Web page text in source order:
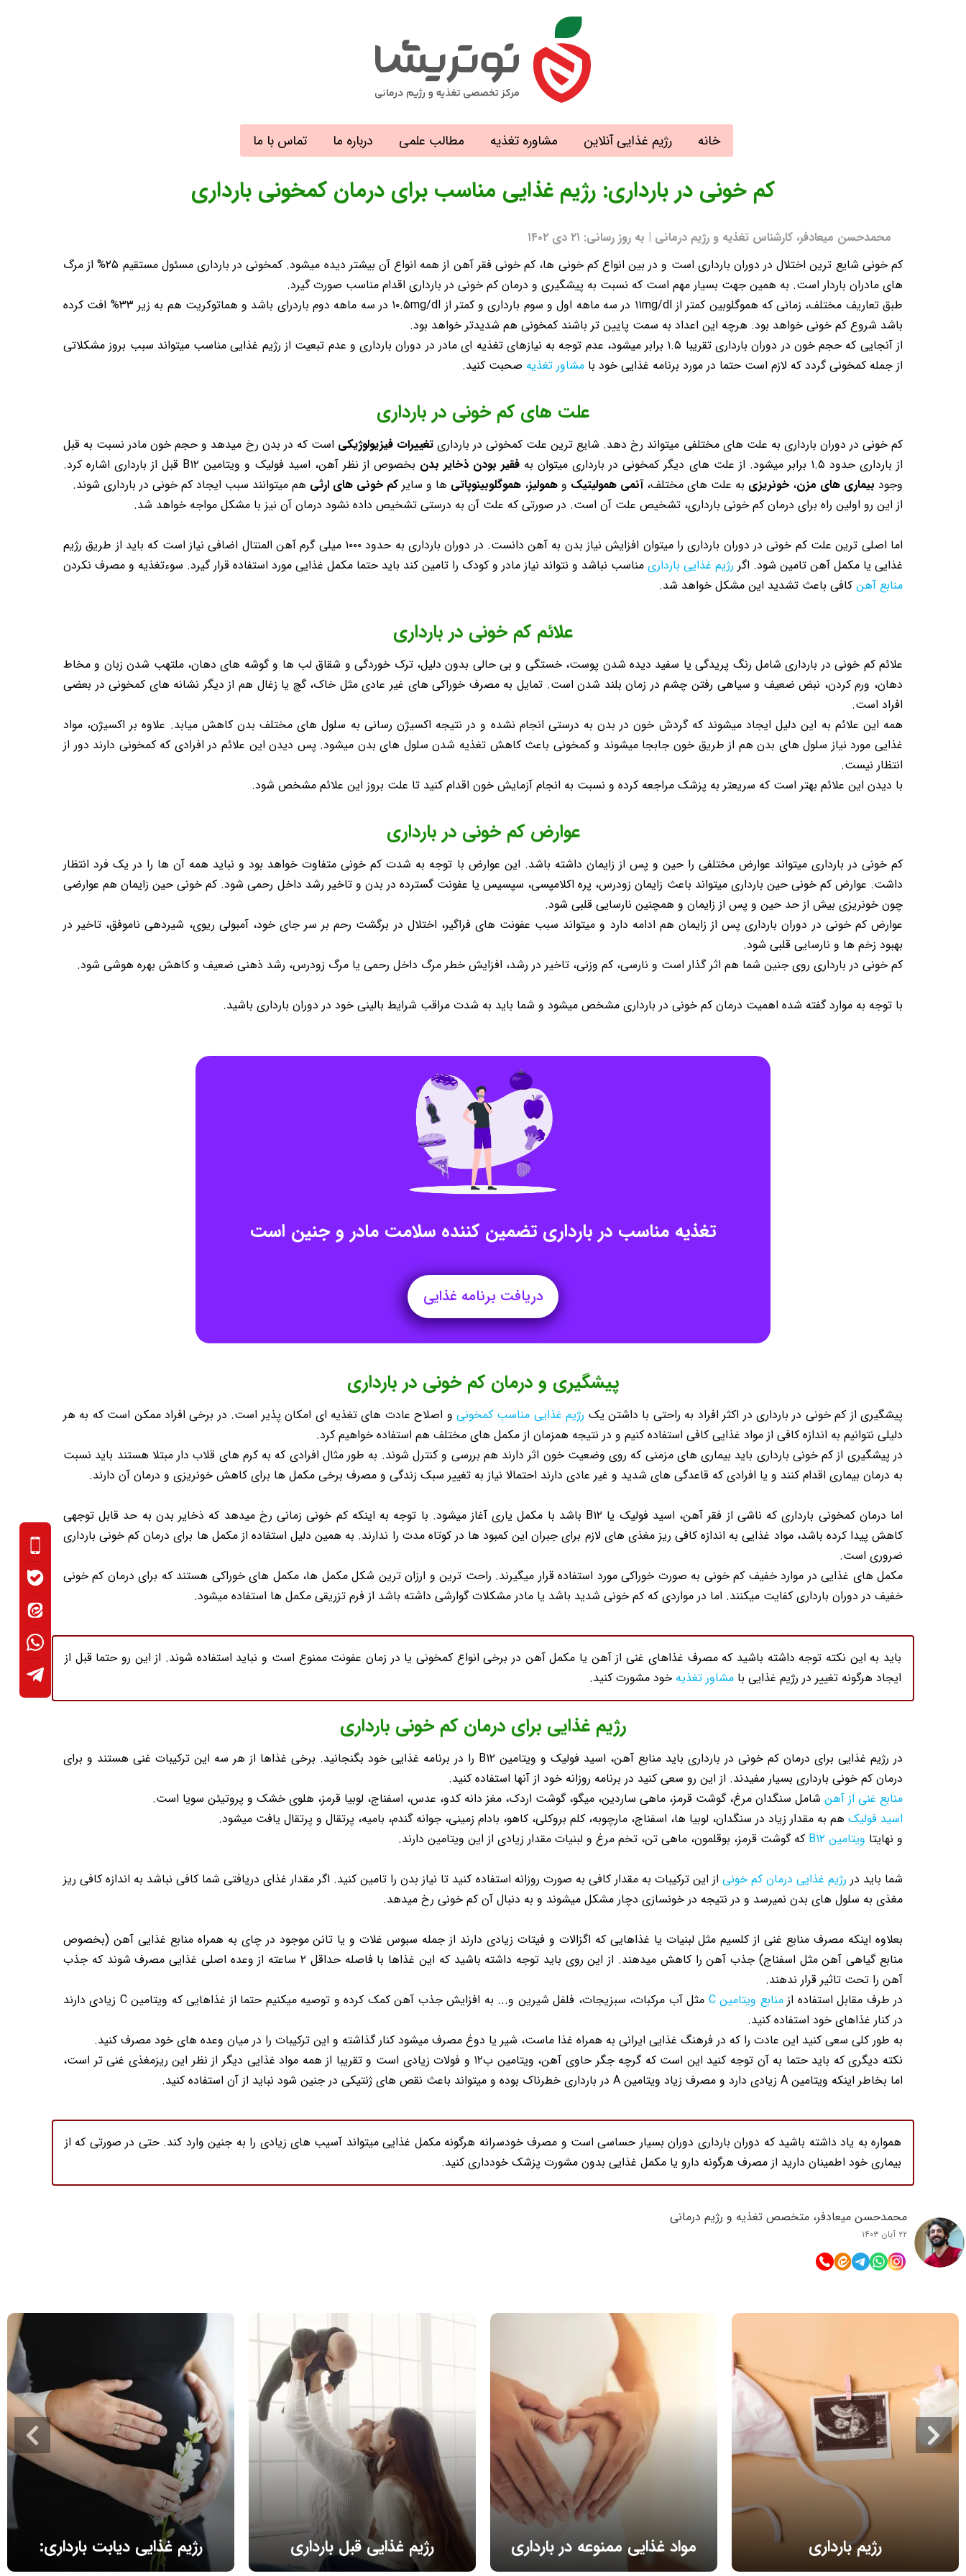
خانه رژیم غذایی آنلاین مشاوره تغذیه مطالب علمی درباره ما تماس با ما
کم خونی در بارداری: رژیم غذایی مناسب برای درمان کمخونی بارداری
محمدحسن میعادفر، کارشناس تغذیه و رژیم درمانی | به روز رسانی: ۲۱ دی ۱۴۰۲
کم خونی شایع ترین اختلال در دوران بارداری است و در بین انواع کم خونی ها، کم خونی فقر آهن از همه انواع آن بیشتر دیده میشود. کمخونی در بارداری مسئول مستقیم ۲۵% از مرگ
های مادران باردار است. به همین جهت بسیار مهم است که نسبت به پیشگیری و درمان کم خونی در بارداری اقدام مناسب صورت گیرد.
طبق تعاریف مختلف، زمانی که هموگلوبین کمتر از ۱۱mg/dl در سه ماهه اول و سوم بارداری و کمتر از ۱۰.۵mg/dl در سه ماهه دوم باردرای باشد و هماتوکریت هم به زیر ۳۳% افت کرده
باشد شروع کم خونی خواهد بود. هرچه این اعداد به سمت پایین تر باشند کمخونی هم شدیدتر خواهد بود.
از آنجایی که حجم خون در دوران بارداری تقریبا ۱.۵ برابر میشود، عدم توجه به نیازهای تغذیه ای مادر در دوران بارداری و عدم تبعیت از رژیم غذایی مناسب میتواند سبب بروز مشکلاتی
از جمله کمخونی گردد که لازم است حتما در مورد برنامه غذایی خود با مشاور تغذیه صحبت کنید.
علت های کم خونی در بارداری
کم خونی در دوران بارداری به علت های مختلفی میتواند رخ دهد. شایع ترین علت کمخونی در بارداریتغییرات فیزیولوژیکی است که در بدن رخ میدهد و حجم خون مادر نسبت به قبل
از بارداری حدود ۱.۵ برابر میشود. از علت های دیگر کمخونی در بارداری میتوان به
فقیر بودن ذخایر بدن
بخصوص از نظر آهن، اسید فولیک و ویتامین B۱۲ قبل از بارداری اشاره کرد.
وجود بیماری های مزن، خونریزی به علت های مختلف،آنمی همولیتیک و همولیز، هموگلوبینوپاتی ها و سایر کم خونی های ارثی هم میتوانند سبب ایجاد کم خونی در بارداری شوند.
از این رو اولین راه برای درمان کم خونی بارداری، تشخیص علت آن است. در صورتی که علت آن به درستی تشخیص داده نشود درمان آن نیز با مشکل مواجه خواهد شد.
اما اصلی ترین علت کم خونی در دوران بارداری را میتوان افزایش نیاز بدن به آهن دانست. در دوران بارداری به حدود ۱۰۰۰ میلی گرم آهن المنتال اضافی نیاز است که باید از طریق رژیم
غذایی یا مکمل آهن تامین شود. اگر رژیم غذایی بارداری مناسب نباشد و نتواند نیاز مادر و کودک را تامین کند باید حتما مکمل غذایی مورد استفاده قرار گیرد. سوءتغذیه و مصرف نکردن
منابع آهن کافی باعث تشدید این مشکل خواهد شد.
علائم کم خونی در بارداری
علائم کم خونی در بارداری شامل رنگ پریدگی یا سفید دیده شدن پوست، خستگی و بی حالی بدون دلیل، ترک خوردگی و شقاق لب ها و گوشه های دهان، ملتهب شدن زبان و مخاط
دهان، ورم کردن، نبض ضعیف و سیاهی رفتن چشم در زمان بلند شدن است. تمایل به مصرف خوراکی های غیر عادی مثل خاک، گچ یا زغال هم از دیگر نشانه های کمخونی در بعضی
افراد است.
همه این علائم به این دلیل ایجاد میشوند که گردش خون در بدن به درستی انجام نشده و در نتیجه اکسیژن رسانی به سلول های مختلف بدن کاهش میابد. علاوه بر اکسیژن، مواد
غذایی مورد نیاز سلول های بدن هم از طریق خون جابجا میشوند و کمخونی باعث کاهش تغذیه شدن سلول های بدن میشود. پس دیدن این علائم در افرادی که کمخونی دارند دور از
انتظار نیست.
با دیدن این علائم بهتر است که سریعتر به پزشک مراجعه کرده و نسبت به انجام آزمایش خون اقدام کنید تا علت بروز این علائم مشخص شود.
عوارض کم خونی در بارداری
کم خونی در بارداری میتواند عوارض مختلفی را حین و پس از زایمان داشته باشد. این عوارض با توجه به شدت کم خونی متفاوت خواهد بود و نباید همه آن ها را در یک فرد انتظار
داشت. عوارض کم خونی حین بارداری میتواند باعث زایمان زودرس، پره اکلامپسی، سپسیس یا عفونت گسترده در بدن و تاخیر رشد داخل رحمی شود. کم خونی حین زایمان هم عوارضی
چون خونریزی بیش از حد حین و پس از زایمان و همچنین نارسایی قلبی شود.
عوارض کم خونی در دوران بارداری پس از زایمان هم ادامه دارد و میتواند سبب عفونت های فراگیر، اختلال در برگشت رحم بر سر جای خود، آمبولی ریوی، شیردهی ناموفق، تاخیر در
بهبود زخم ها و نارسایی قلبی شود.
کم خونی در بارداری روی جنین شما هم اثر گذار است و نارسی، کم وزنی، تاخیر در رشد، افزایش خطر مرگ داخل رحمی یا مرگ زودرس، رشد ذهنی ضعیف و کاهش بهره هوشی شود.
با توجه به موارد گفته شده اهمیت درمان کم خونی در بارداری مشخص میشود و شما باید به شدت مراقب شرایط بالینی خود در دوران بارداری باشید.
تغذیه مناسب در بارداری تضمین کننده سلامت مادر و جنین است
دریافت برنامه غذایی
پیشگیری و درمان کم خونی در بارداری
پیشگیری از کم خونی در بارداری در اکثر افراد به راحتی با داشتن یک رژیم غذایی مناسب کمخونی و اصلاح عادت های تغذیه ای امکان پذیر است. در برخی افراد ممکن است که به هر
دلیلی نتوانیم به اندازه کافی از مواد غذایی کافی استفاده کنیم و در نتیجه همزمان از مکمل های مختلف هم استفاده خواهیم کرد.
در پیشگیری از کم خونی بارداری باید بیماری های مزمنی که روی وضعیت خون اثر دارند هم بررسی و کنترل شوند. به طور مثال افرادی که به کرم های قلاب دار مبتلا هستند باید نسبت
به درمان بیماری اقدام کنند و یا افرادی که قاعدگی های شدید و غیر عادی دارند احتمالا نیاز به تغییر سبک زندگی و مصرف برخی مکمل ها برای کاهش خونریزی و درمان آن دارند.
اما درمان کمخونی بارداری که ناشی از فقر آهن، اسید فولیک یا B۱۲ باشد با مکمل یاری آغاز میشود. با توجه به اینکه کم خونی زمانی رخ میدهد که ذخایر بدن به حد قابل توجهی
کاهش پیدا کرده باشد، مواد غذایی به اندازه کافی ریز مغذی های لازم برای جبران این کمبود ها در کوتاه مدت را ندارند. به همین دلیل استفاده از مکمل ها برای درمان کم خونی بارداری
ضروری است.
مکمل های غذایی در موارد خفیف کم خونی به صورت خوراکی مورد استفاده قرار میگیرند. راحت ترین و ارزان ترین شکل مکمل ها، مکمل های خوراکی هستند که برای درمان کم خونی
خفیف در دوران بارداری کفایت میکنند. اما در مواردی که کم خونی شدید باشد یا مادر مشکلات گوارشی داشته باشد از فرم تزریقی مکمل ها استفاده میشود.
باید به این نکته توجه داشته باشید که مصرف غذاهای غنی از آهن یا مکمل آهن در برخی انواع کمخونی یا در زمان عفونت ممنوع است و نباید استفاده شوند. از این رو حتما قبل از
ایجاد هرگونه تغییر در رژیم غذایی با مشاور تغذیه خود مشورت کنید.
رژیم غذایی برای درمان کم خونی بارداری
در رژیم غذایی برای درمان کم خونی در بارداری باید منابع آهن، اسید فولیک و ویتامین B۱۲ را در برنامه غذایی خود بگنجانید. برخی غذاها از هر سه این ترکیبات غنی هستند و برای
درمان کم خونی بارداری بسیار مفیدند. از این رو سعی کنید در برنامه روزانه خود از آنها استفاده کنید.
منابع غنی از آهن شامل سنگدان مرغ، گوشت قرمز، ماهی ساردین، میگو، گوشت اردک، مغز دانه کدو، عدس، اسفناج، لوبیا قرمز، هلوی خشک و پروتیئن سویا است.
اسید فولیک هم به مقدار زیاد در سنگدان، لوبیا ها، اسفناج، مارچوبه، کلم بروکلی، کاهو، بادام زمینی، جوانه گندم، بامیه، پرتقال و پرتقال یافت میشود.
و نهایتا ویتامین B۱۲ که گوشت قرمز، بوقلمون، ماهی تن، تخم مرغ و لبنیات مقدار زیادی از این ویتامین دارند.
شما باید در رژیم غذایی درمان کم خونی از این ترکیبات به مقدار کافی به صورت روزانه استفاده کنید تا نیاز بدن را تامین کنید. اگر مقدار غذای دریافتی شما کافی نباشد به اندازه کافی ریز
مغذی به سلول های بدن نمیرسد و در نتیجه در خونسازی دچار مشکل میشوند و به دنبال آن کم خونی رخ میدهد.
بعلاوه اینکه مصرف منابع غنی از کلسیم مثل لبنیات یا غذاهایی که اگزالات و فیتات زیادی دارند از جمله سبوس غلات و یا تانن موجود در چای به همراه منابع غذایی آهن (بخصوص
منابع گیاهی آهن مثل اسفناج) جذب آهن را کاهش میدهند. از این روی باید توجه داشته باشید که این غذاها با فاصله حداقل ۲ ساعته از وعده اصلی غذایی مصرف شوند که جذب
آهن را تحت تاثیر قرار ندهند.
در طرف مقابل استفاده ازمنابع ویتامین C
مثل آب مرکبات، سبزیجات، فلفل شیرین و... به افزایش جذب آهن کمک کرده و توصیه میکنیم حتما از غذاهایی که ویتامین C زیادی دارند
در کنار غذاهای خود استفاده کنید.
به طور کلی سعی کنید این عادت را که در فرهنگ غذایی ایرانی به همراه غذا ماست، شیر یا دوغ مصرف میشود کنار گذاشته و این ترکیبات را در میان وعده های خود مصرف کنید.
نکته دیگری که باید حتما به آن توجه کنید این است که گرچه جگر حاوی آهن، ویتامین ب۱۲ و فولات زیادی است و تقریبا از همه مواد غذایی دیگر از نظر این ریزمغذی غنی تر است،
اما بخاطر اینکه ویتامین A زیادی دارد و مصرف زیاد ویتامین A در بارداری خطرناک بوده و میتواند باعث نقص های ژنتیکی در جنین شود نباید از آن استفاده کنید.
همواره به یاد داشته باشید که دوران بارداری دوران بسیار حساسی است و مصرف خودسرانه هرگونه مکمل غذایی میتواند آسیب های زیادی را به جنین وارد کند. حتی در صورتی که از
بیماری خود اطمینان دارید از مصرف هرگونه دارو یا مکمل غذایی بدون مشورت پزشک خودداری کنید.
محمدحسن میعادفر، متخصص تغذیه و رژیم درمانی
۲۲ آبان ۱۴۰۳
رژیم بارداری مواد غذایی ممنوعه در بارداری رژیم غذایی قبل بارداری
رژیم غذایی دیابت بارداری: